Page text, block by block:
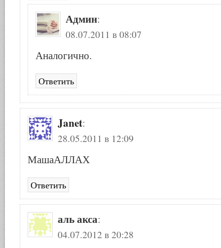
Админ:
08.07.2011 в 08:07
Аналогично.
Ответить
Janet:
28.05.2011 в 12:09
МашаАЛЛАХ
Ответить
аль акса:
04.07.2012 в 20:28